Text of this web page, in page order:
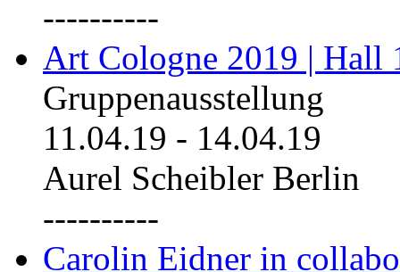
----------
Art Cologne 2019 | Hall
Gruppenausstellung
11.04.19 - 14.04.19
Aurel Scheibler Berlin
----------
Carolin Eidner in